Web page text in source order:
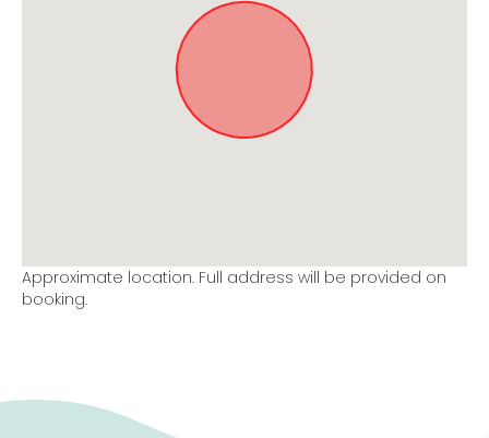
Approximate location. Full address will be provided on
booking.